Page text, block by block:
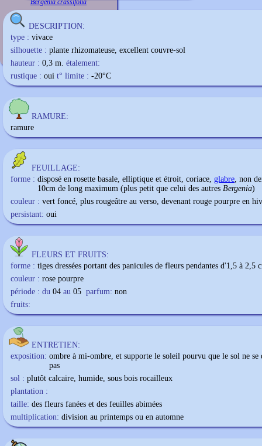
Bergenia crassifolia
DESCRIPTION:
type : vivace
silhouette : plante rhizomateuse, excellent couvre-sol
hauteur : 0,3 m. étalement:
rustique : oui t° limite : -20°C
RAMURE:
ramure
FEUILLAGE:
forme : disposé en rosette basale, elliptique et étroit, coriace, glabre, non
10cm de long maximum (plus petit que celui des autres Bergenia)
couleur : vert foncé, plus rougeâtre au verso, devenant rouge pourpre en
persistant: oui
FLEURS ET FRUITS:
forme : tiges dressées portant des panicules de fleurs pendantes d'1,5 à 2,5
couleur : rose pourpre
période : du 04 au 05 parfum: non
fruits:
ENTRETIEN:
exposition: ombre à mi-ombre, et supporte le soleil pourvu que le sol ne se
pas
sol : plutôt calcaire, humide, sous bois rocailleux
plantation :
taille: des fleurs fanées et des feuilles abimées
multiplication: division au printemps ou en automne